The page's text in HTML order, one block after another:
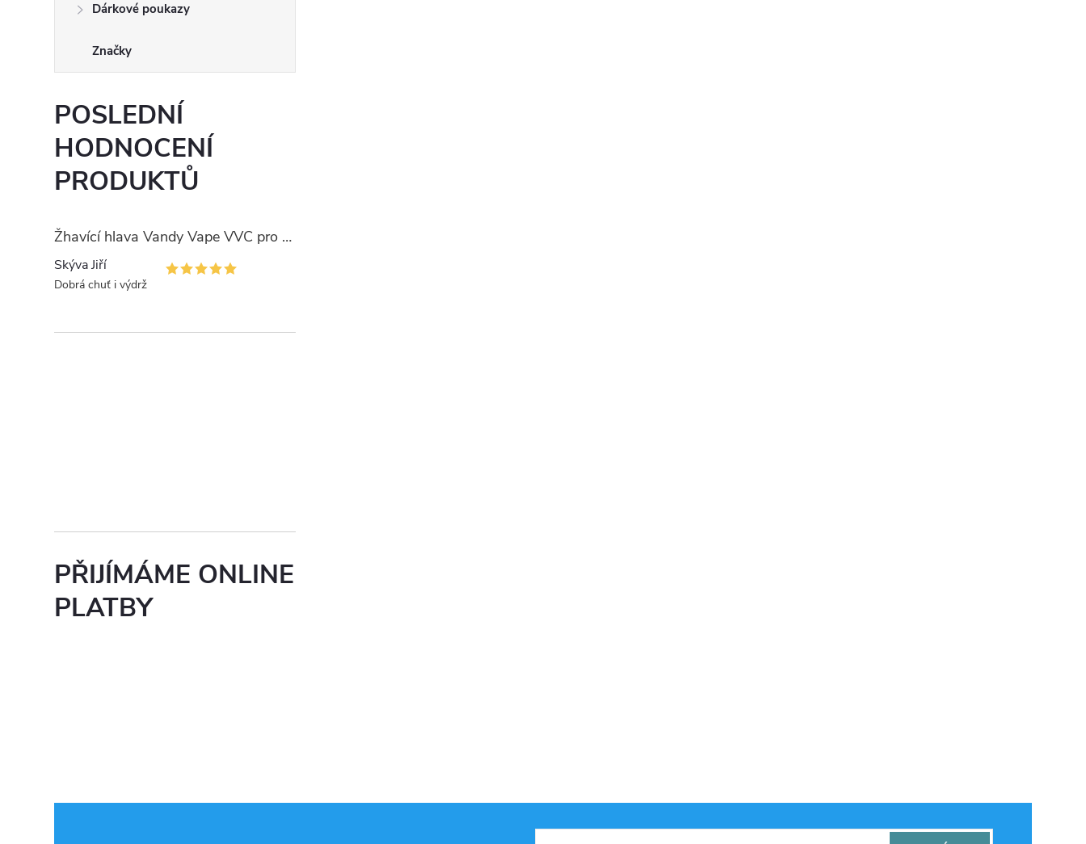
Dárkové poukazy
Značky
POSLEDNÍ
HODNOCENÍ
PRODUKTŮ
Žhavící hlava Vandy Vape VVC pro PULSE
Skýva Jiří
Dobrá chuť i výdrž
PŘIJÍMÁME ONLINE
PLATBY